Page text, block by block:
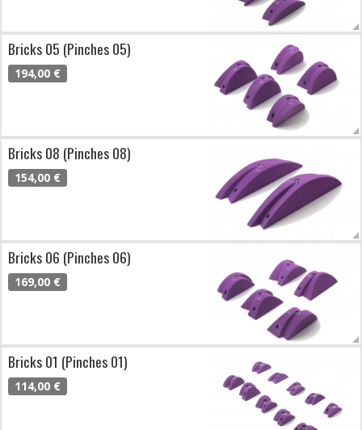
Bricks 05 (Pinches 05)
194,00 €
Bricks 08 (Pinches 08)
154,00 €
Bricks 06 (Pinches 06)
169,00 €
Bricks 01 (Pinches 01)
114,00 €